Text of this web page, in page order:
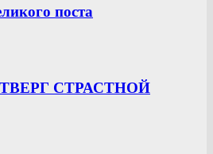
поста
СТРАСТНОЙ